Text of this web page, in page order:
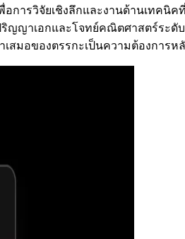
อการวิจัยเชิงลึกและงานด้านเทค
ญญาเอกและโจทย์คณิตศาสตร์ระ
สมอของตรรกะเป็นความต้องการห